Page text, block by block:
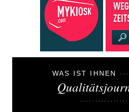
WAS IST IHNEN